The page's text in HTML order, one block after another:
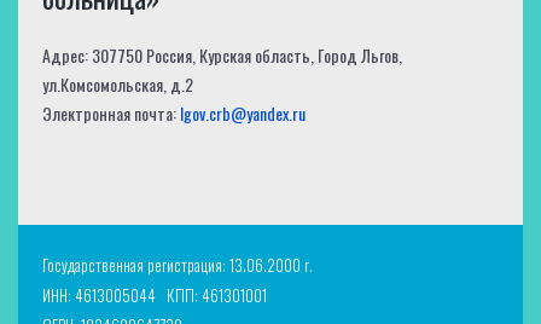
Адрес: 307750 Россия, Курская область, Город Льгов,
ул.Комсомольская, д.2
Электронная почта:lgov.crb@yandex.ru
Государственная регистрация: 13.06.2000 г.
ИНН: 4613005044 КПП: 461301001